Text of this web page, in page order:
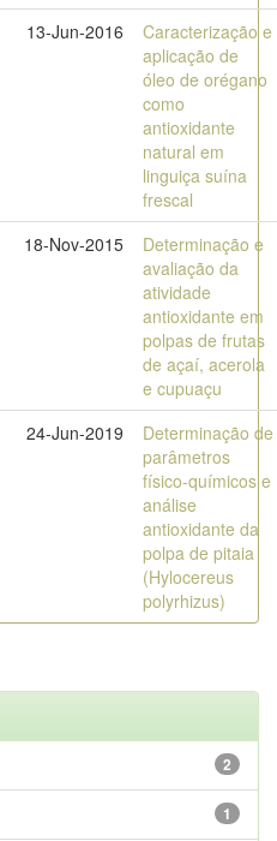
13-Jun-2016
Caracterização e
aplicação de
óleo de orégano
como
antioxidante
natural em
linguiça suína
frescal
18-Nov-2015
Determinação e
avaliação da
atividade
antioxidante em
polpas de frutas
de açaí, acerola
e cupuaçu
24-Jun-2019
Determinação de
parâmetros
físico-químicos e
análise
antioxidante da
polpa de pitaia
(Hylocereus
polyrhizus)
2
1